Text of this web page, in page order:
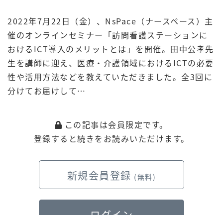
2022年7月22日（金）、NsPace（ナースペース）主
催のオンラインセミナー「訪問看護ステーションに
おけるICT導入のメリットとは」を開催。田中公孝先
生を講師に迎え、医療・介護領域におけるICTの必要
性や活用方法などを教えていただきました。全3回に
分けてお届けして…
この記事は会員限定です。
登録すると続きをお読みいただけます。
新規会員登録 (無料)